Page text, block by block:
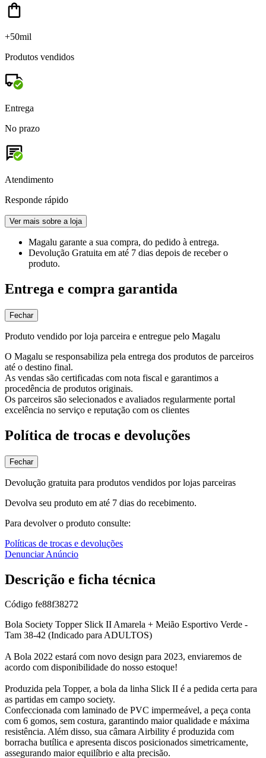
+50mil
Produtos vendidos
Entrega
No prazo
Atendimento
Responde rápido
Ver mais sobre a loja
Magalu garante a sua compra, do pedido à entrega.
Devolução Gratuita em até 7 dias depois de receber o
produto.
Entrega e compra garantida
Fechar
Produto vendido por loja parceira e entregue pelo Magalu
O Magalu se responsabiliza pela entrega dos produtos de parceiros
até o destino final.
As vendas são certificadas com nota fiscal e garantimos a
procedência de produtos originais.
Os parceiros são selecionados e avaliados regularmente portal
excelência no serviço e reputação com os clientes
Política de trocas e devoluções
Fechar
Devolução gratuita para produtos vendidos por lojas parceiras
Devolva seu produto em até 7 dias do recebimento.
Para devolver o produto consulte:
Políticas de trocas e devoluções
Denunciar Anúncio
Descrição e ficha técnica
Código fe88f38272
Bola Society Topper Slick II Amarela + Meião Esportivo Verde -
Tam 38-42 (Indicado para ADULTOS)
A Bola 2022 estará com novo design para 2023, enviaremos de
acordo com disponibilidade do nosso estoque!
Produzida pela Topper, a bola da linha Slick II é a pedida certa para
as partidas em campo society.
Confeccionada com laminado de PVC impermeável, a peça conta
com 6 gomos, sem costura, garantindo maior qualidade e máxima
resistência. Além disso, sua câmara Airbility é produzida com
borracha butílica e apresenta discos posicionados simetricamente,
assegurando maior equilíbrio e alta precisão.